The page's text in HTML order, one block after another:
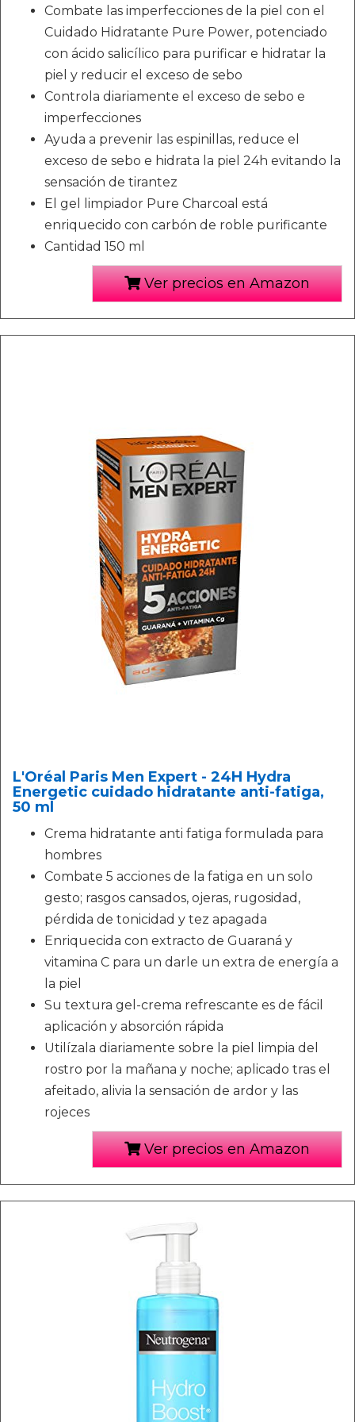
Combate las imperfecciones de la piel con el
Cuidado Hidratante Pure Power, potenciado
con ácido salicílico para purificar e hidratar la
piel y reducir el exceso de sebo
Controla diariamente el exceso de sebo e
imperfecciones
Ayuda a prevenir las espinillas, reduce el
exceso de sebo e hidrata la piel 24h evitando la
sensación de tirantez
El gel limpiador Pure Charcoal está
enriquecido con carbón de roble purificante
Cantidad 150 ml
Ver precios en Amazon
L'Oréal Paris Men Expert - 24H Hydra
Energetic cuidado hidratante anti-fatiga,
50 ml
Crema hidratante anti fatiga formulada para
hombres
Combate 5 acciones de la fatiga en un solo
gesto; rasgos cansados, ojeras, rugosidad,
pérdida de tonicidad y tez apagada
Enriquecida con extracto de Guaraná y
vitamina C para un darle un extra de energía a
la piel
Su textura gel-crema refrescante es de fácil
aplicación y absorción rápida
Utilízala diariamente sobre la piel limpia del
rostro por la mañana y noche; aplicado tras el
afeitado, alivia la sensación de ardor y las
rojeces
Ver precios en Amazon